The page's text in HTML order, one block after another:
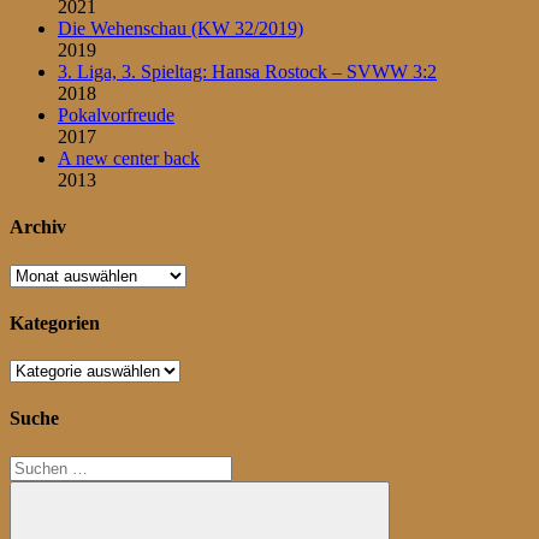
2021
Die Wehenschau (KW 32/2019)
2019
3. Liga, 3. Spieltag: Hansa Rostock – SVWW 3:2
2018
Pokalvorfreude
2017
A new center back
2013
Archiv
Archiv
Kategorien
Kategorien
Suche
Suchen
nach: